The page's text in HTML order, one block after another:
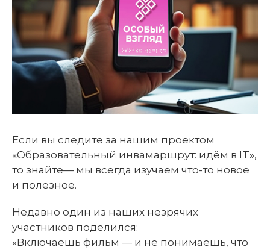
Если вы следите за нашим проектом
«Образовательный инвамаршрут: идём в IT»,
то знайте— мы всегда изучаем что-то новое
и полезное.
Недавно один из наших незрячих
участников поделился:
«Включаешь фильм — и не понимаешь, что